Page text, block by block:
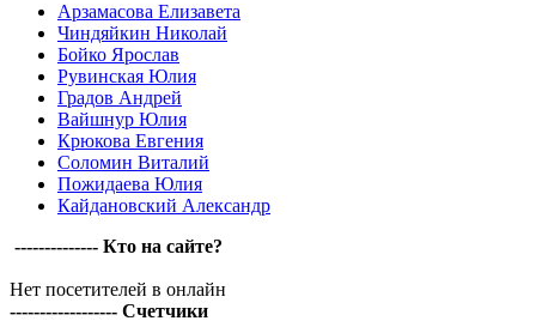
Арзамасова Елизавета
Чиндяйкин Николай
Бойко Ярослав
Рувинская Юлия
Градов Андрей
Вайшнур Юлия
Крюкова Евгения
Соломин Виталий
Пожидаева Юлия
Кайдановский Александр
-------------- Кто на сайте?
Нет посетителей в онлайн
------------------ Счетчики